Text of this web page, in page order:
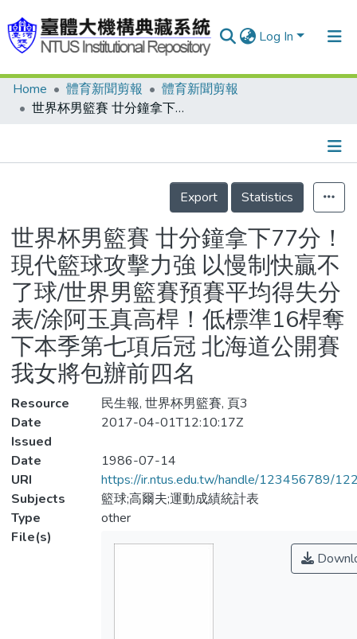
Log In
Communities & Collections
Statistics
Home 體育新聞剪報
體育新聞剪報
世界杯男籃賽 廿分鐘拿下77分！現代籃球攻擊力強 以慢制快贏不了球/世界男籃賽預賽平均得失分表/涂阿玉真高桿！低標準16桿奪下本季第七項后冠 北海道公開賽我女將包辦前四名
Details
Export
Statistics
世界杯男籃賽 廿分鐘拿下77分！
現代籃球攻擊力強 以慢制快贏不
了球/世界男籃賽預賽平均得失分
表/涂阿玉真高桿！低標準16桿奪
下本季第七項后冠 北海道公開賽
我女將包辦前四名
Resource
民生報, 世界杯男籃賽, 頁3
Date
Issued
2017-04-01T12:10:17Z
Date
1986-07-14
URI
https://ir.ntus.edu.tw/handle/123456789/
Subjects
籃球;高爾夫;運動成績統計表
Type
other
File(s)